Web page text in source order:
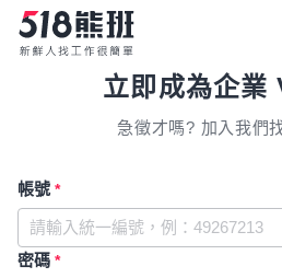
立即成為企業
急徵才嗎? 加入我們
帳號 *
密碼 *